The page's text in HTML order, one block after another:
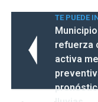
TE PUEDE
refuerza
activa